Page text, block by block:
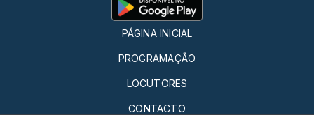
PÁGINA INICIAL
PROGRAMAÇÃO
LOCUTORES
CONTACTO